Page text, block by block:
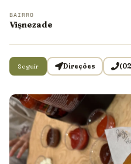
BAIRRO
Vişnezade
Seguir Direções